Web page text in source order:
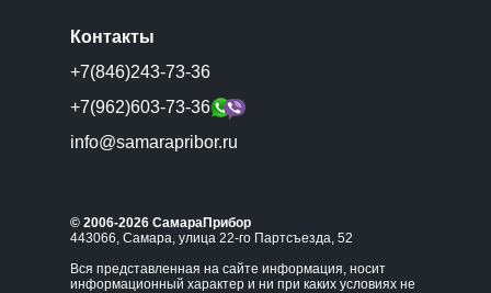
Контакты
+7(846)243-73-36
+7(962)603-73-36
info@samarapribor.ru
© 2006-2026 СамараПрибор
443066, Самара, улица 22-го Партсъезда, 52
Вся представленная на сайте информация, носит
информационный характер и ни при каких условиях не